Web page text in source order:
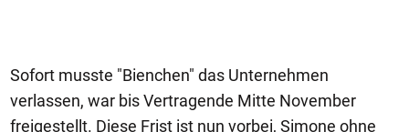
Sofort musste "Bienchen" das Unternehmen
verlassen, war bis Vertragende Mitte November
freigestellt. Diese Frist ist nun vorbei, Simone ohne